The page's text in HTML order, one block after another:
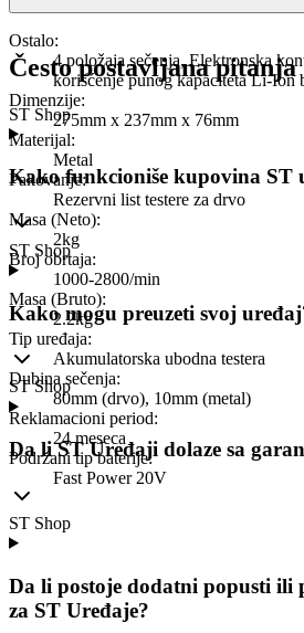
Ostalo:
4 položaja sečenja, Elektronska
korišćenje punog kapaciteta Li-Ion
Dimenzije:
275mm x 237mm x 76mm
Materijal:
Metal
Pakovanje:
Rezervni list testere za drvo
Masa (Neto):
2kg
Broj obrtaja:
1000-2800/min
Masa (Bruto):
2.2kg
Tip uređaja:
Akumulatorska ubodna testera
Dubina sečenja:
80mm (drvo), 10mm (metal)
Reklamacioni period:
24 meseca
Podržani tip baterije:
Fast Power 20V
Često postavljana pitanja
ST Shop
Kako funkcioniše kupovina ST
ST Shop
Kako mogu preuzeti svoj
ST Shop
Da li ST Uređaji dolaze sa
ST Shop
Da li postoje dodatni popusti ili
za ST Uređaje?